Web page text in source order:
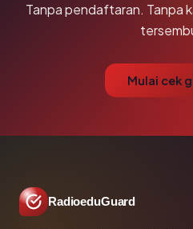
Tanpa pendaftaran. Tanpa
Mulai cek
RadioeduGuard